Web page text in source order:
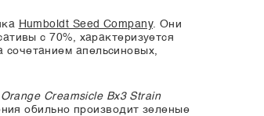
Humboldt Seed Company. Они
с 70%, характеризуется
апельсиновых,
Orange Creamsicle Bx3 Strain
обильно производит зеленые